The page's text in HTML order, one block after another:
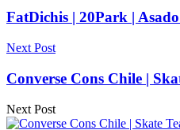
FatDichis | 20Park |
Next Post
Converse Cons Chile |
Next Post